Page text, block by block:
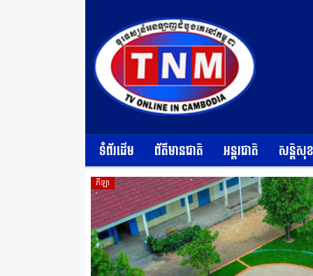
ទំព័រដើម ព័ត៌មានជាតិ អន្តរជាតិ សន្តិសុ
កីឡា